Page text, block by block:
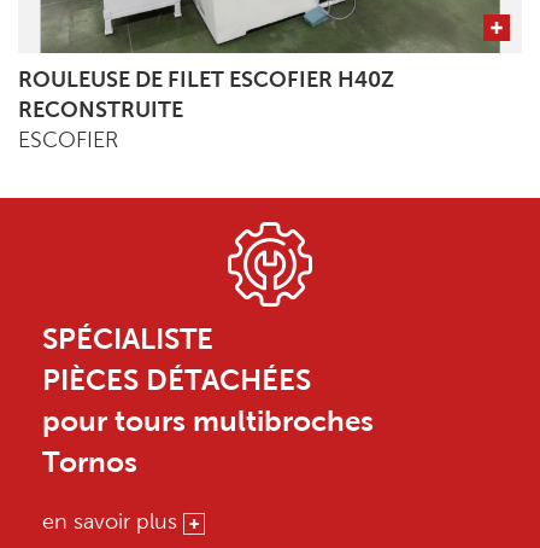
ROULEUSE DE FILET ESCOFIER H40Z
RECONSTRUITE
ESCOFIER
SPÉCIALISTE
PIÈCES DÉTACHÉES
pour tours multibroches
Tornos
en savoir plus